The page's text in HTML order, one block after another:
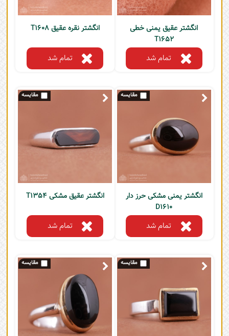
انگشتر عقیق یمنی خطی
T1652
تمام شد
انگشتر نقره عقیق T1608
تمام شد
انگشتر یمنی مشکی حرز دار
D1610
تمام شد
انگشتر عقیق مشکی T1354
تمام شد